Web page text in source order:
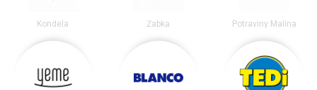
Kondela Žabka Potraviny Malina